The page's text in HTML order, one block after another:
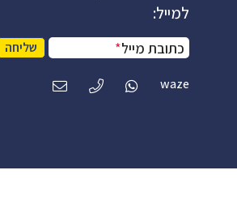
למייל:
כתובת מייל* שליחה
waze